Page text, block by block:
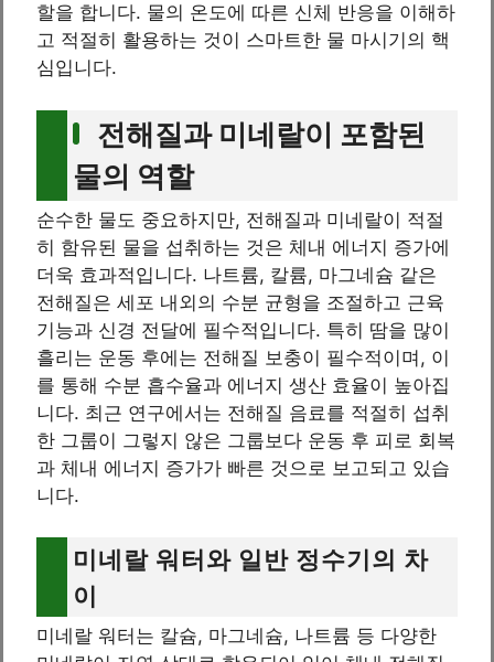
할을 합니다. 물의 온도에 따른 신체 반응을 이해하
고 적절히 활용하는 것이 스마트한 물 마시기의 핵
심입니다.
전해질과 미네랄이 포함된
물의 역할
순수한 물도 중요하지만, 전해질과 미네랄이 적절
히 함유된 물을 섭취하는 것은 체내 에너지 증가에
더욱 효과적입니다. 나트륨, 칼륨, 마그네슘 같은
전해질은 세포 내외의 수분 균형을 조절하고 근육
기능과 신경 전달에 필수적입니다. 특히 땀을 많이
흘리는 운동 후에는 전해질 보충이 필수적이며, 이
를 통해 수분 흡수율과 에너지 생산 효율이 높아집
니다. 최근 연구에서는 전해질 음료를 적절히 섭취
한 그룹이 그렇지 않은 그룹보다 운동 후 피로 회복
과 체내 에너지 증가가 빠른 것으로 보고되고 있습
니다.
미네랄 워터와 일반 정수기의 차
이
미네랄 워터는 칼슘, 마그네슘, 나트륨 등 다양한